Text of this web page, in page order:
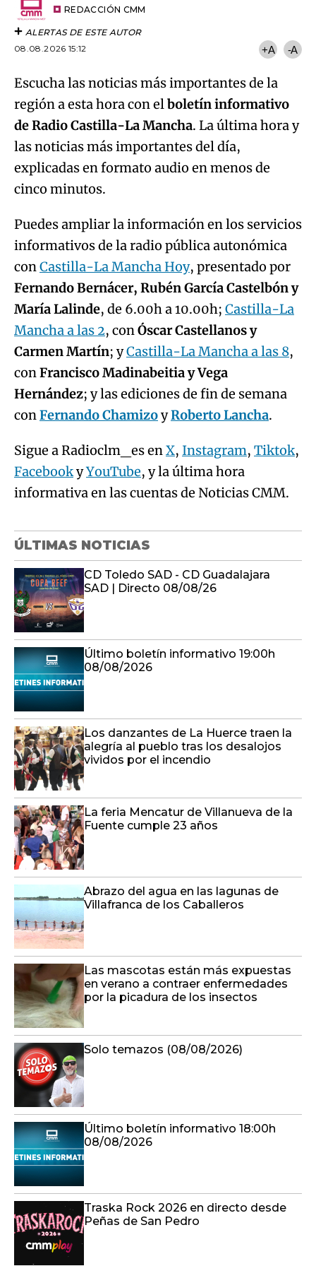
REDACCIÓN CMM
ALERTAS DE ESTE AUTOR
08.08.2026 15:12
+A -A
Escucha las noticias más importantes de la
región a esta hora con elboletín informativo
de Radio Castilla-La Mancha. La última hora y
las noticias más importantes del día,
explicadas en formato audio en menos de
cinco minutos.
Puedes ampliar la información en los servicios
informativos de la radio pública autonómica
conCastilla-La Mancha Hoy, presentado por
Fernando Bernácer, Rubén García Castelbón y
María Lalinde, de 6.00h a 10.00h; Castilla-La
Mancha a las 2, conÓscar Castellanos y
Carmen Martín; yCastilla-La Mancha a las 8,
conFrancisco Madinabeitia y Vega
Hernández; y las ediciones de fin de semana
conFernando ChamizoyRoberto Lancha.
Sigue a Radioclm_es enX, Instagram, Tiktok,
FacebookyYouTube, y la última hora
informativa en las cuentas de Noticias CMM.
ÚLTIMAS NOTICIAS
CD Toledo SAD - CD Guadalajara
SAD | Directo 08/08/26
Último boletín informativo 19:00h
08/08/2026
Los danzantes de La Huerce traen la
alegría al pueblo tras los desalojos
vividos por el incendio
La feria Mencatur de Villanueva de la
Fuente cumple 23 años
Abrazo del agua en las lagunas de
Villafranca de los Caballeros
Las mascotas están más expuestas
en verano a contraer enfermedades
por la picadura de los insectos
Solo temazos (08/08/2026)
Último boletín informativo 18:00h
08/08/2026
Traska Rock 2026 en directo desde
Peñas de San Pedro